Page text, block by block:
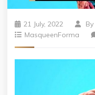
21 July, 2022 By
MasqueenForma